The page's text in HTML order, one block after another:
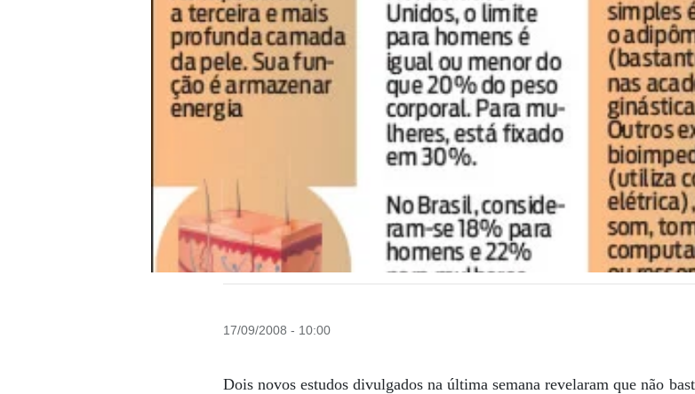
17/09/2008 - 10:00
Dois novos estudos divulgados na última semana revelaram que não